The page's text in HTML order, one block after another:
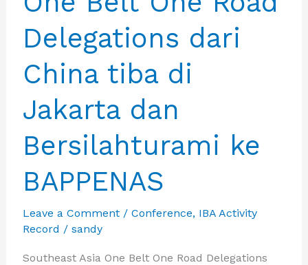
dan
Indonesia
Delegations dari
China tiba di
Jakarta dan
Bersilahturami ke
BAPPENAS
Leave a Comment / Conference, IBA Activity
Record / sandy
Southeast Asia One Belt One Road Delegations